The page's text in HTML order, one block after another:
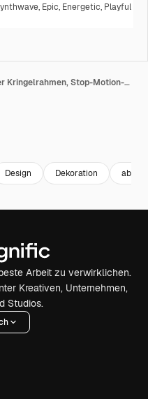
, Epic, Energetic, Playful
Gekritzelter, handgezeichneter Kringelrahmen, Stop-Motion-Animation auf weißem Hintergrund
Design Dekoration
Arbeit zu verwirklichen.
Kreativen, Unternehmen,
Studios.